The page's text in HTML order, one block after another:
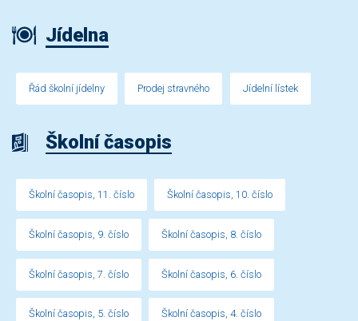
Jídelna
Řád školní jídelny Prodej stravného Jídelní lístek
Školní časopis
Školní časopis, 11. číslo Školní časopis, 10. číslo
Školní časopis, 9. číslo Školní časopis, 8. číslo
Školní časopis, 7. číslo Školní časopis, 6. číslo
Školní časopis, 5. číslo Školní časopis, 4. číslo